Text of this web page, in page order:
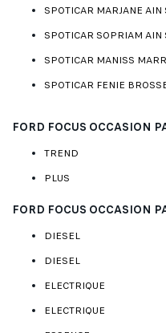
SPOTICAR MARJANE
SPOTICAR SOPRIAM AIN
SPOTICAR MANISS
SPOTICAR FENIE
FORD FOCUS OCCASION
TREND
PLUS
FORD FOCUS OCCASION
DIESEL
DIESEL
ELECTRIQUE
ELECTRIQUE